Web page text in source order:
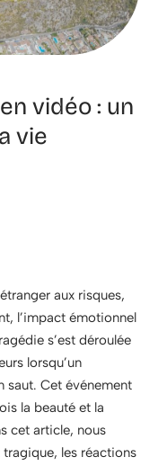
vidéo : un
vie
aux risques,
l’impact émotionnel
s’est déroulée
lorsqu’un
saut. Cet événement
la beauté et la
cet article, nous
les réactions